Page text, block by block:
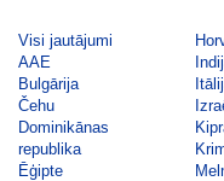
Visi jautājumi
AAE
Bulgārija
Čehu
Dominikānas
republika
Ēģipte